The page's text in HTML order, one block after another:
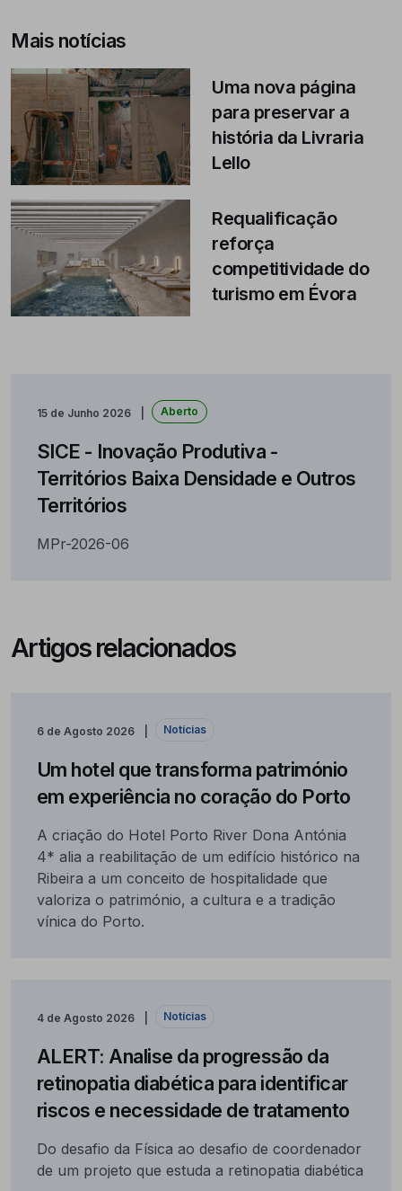
Mais notícias
Uma nova página
para preservar a
história da Livraria
Lello
Requalificação
reforça
competitividade do
turismo em Évora
15 de Junho 2026 Aberto
SICE - Inovação Produtiva -
Territórios Baixa Densidade e Outros
Territórios
MPr-2026-06
Artigos relacionados
6 de Agosto 2026 Notícias
Um hotel que transforma património
em experiência no coração do Porto
A criação do Hotel Porto River Dona Antónia
4* alia a reabilitação de um edifício histórico na
Ribeira a um conceito de hospitalidade que
valoriza o património, a cultura e a tradição
vínica do Porto.
4 de Agosto 2026 Notícias
ALERT: Analise da progressão da
retinopatia diabética para identificar
riscos e necessidade de tratamento
Do desafio da Física ao desafio de coordenador
de um projeto que estuda a retinopatia diabética